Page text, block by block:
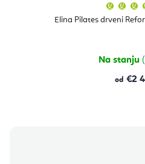
Elina Pilates drveni
Na stanju
od €2